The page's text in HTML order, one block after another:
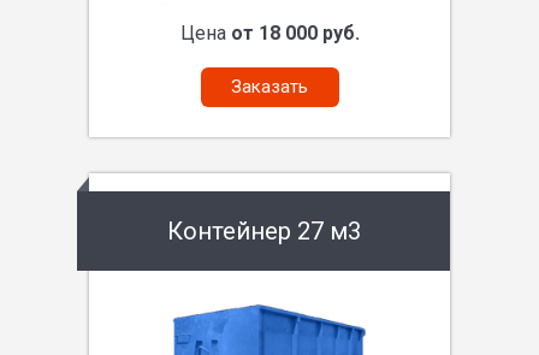
Цена от 18 000 руб.
Заказать
Контейнер 27 м3